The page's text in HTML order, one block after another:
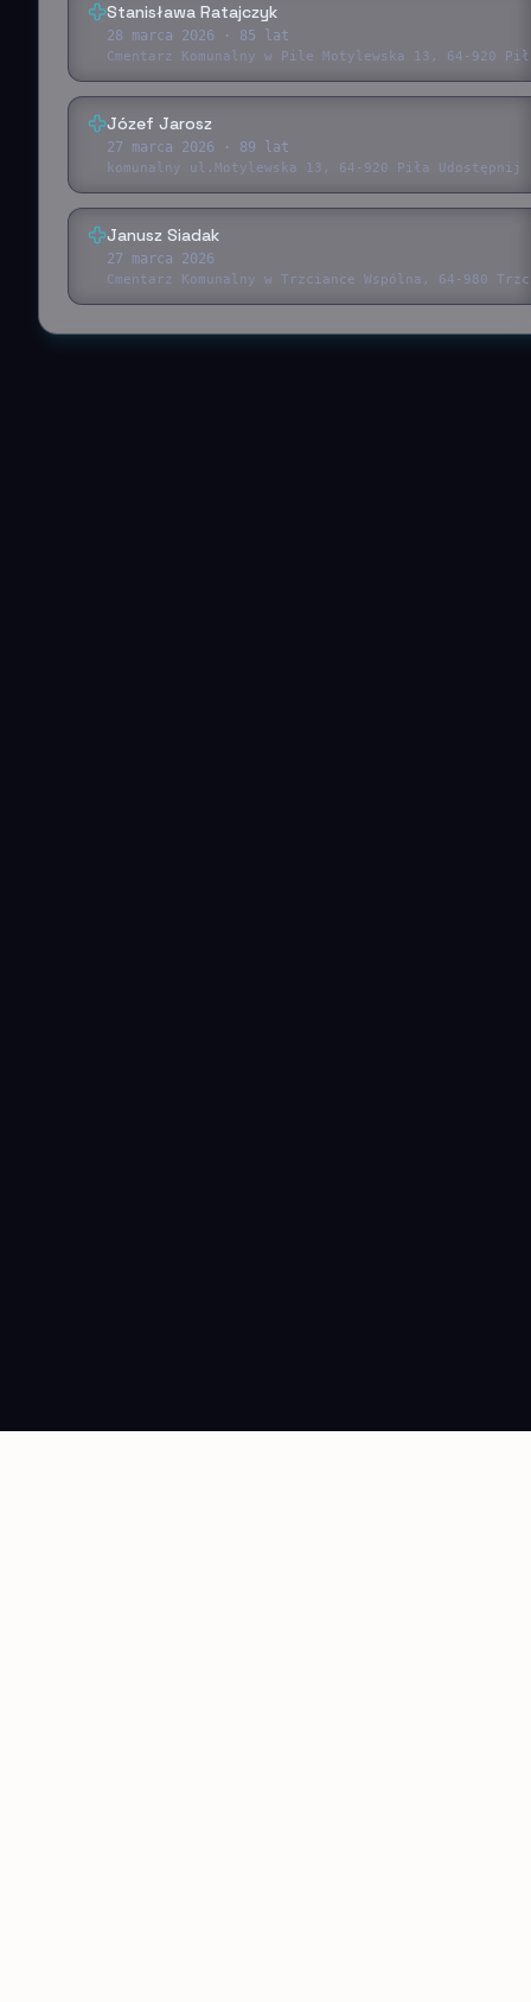
Stanisława Ratajczyk
28 marca 2026 · 85 lat
Cmentarz Komunalny w Pile Motylewska 13, 64-920
Józef Jarosz
27 marca 2026 · 89 lat
komunalny ul.Motylewska 13, 64-920 Piła
Janusz Siadak
27 marca 2026
Cmentarz Komunalny w Trzciance Wspólna, 64-980